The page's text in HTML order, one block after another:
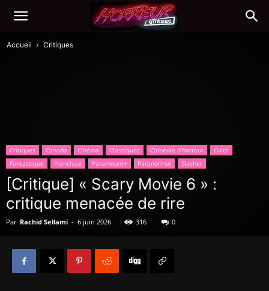
Accueil Critiques
Critiques Canada Cinéma Classiques Comédie d’horreur
Culte
Fantastique
Franchise Paramount+ Paranormal Slasher
[Critique] « Scary Movie 6 » :
critique menacée de rire
Par Rachid Sellami - 6 juin 2026 316 0